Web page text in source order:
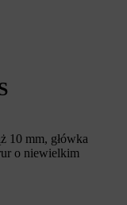
10 mm, główka
o niewielkim